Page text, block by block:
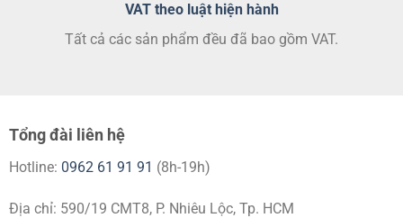
VAT theo luật hiện hành
Tất cả các sản phẩm đều đã bao gồm VAT.
Tổng đài liên hệ
Hotline: 0962 61 91 91 (8h-19h)
Địa chỉ: 590/19 CMT8, P. Nhiêu Lộc, Tp. HCM